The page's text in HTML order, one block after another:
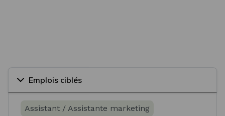
Emplois ciblés
Assistant / Assistante marketing